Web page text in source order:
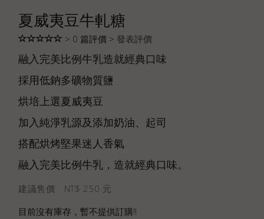
夏威夷豆牛軋糖
> 0 篇評價 > 發表評價
融入完美比例牛乳造就經典口味
採用低鈉多礦物質鹽
烘培上選夏威夷豆
加入純淨乳源及添加奶油、起司
搭配烘烤堅果迷人香氣
融入完美比例牛乳，造就經典口味。
建議售價 NT$ 250 元
目前沒有庫存，暫不提供訂購!!